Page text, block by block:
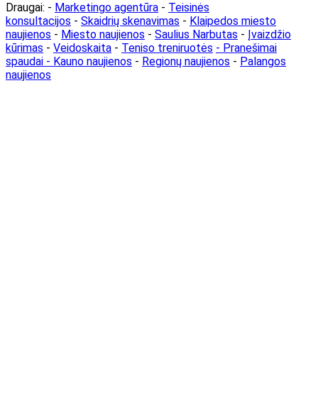
Draugai: - Marketingo agentūra - Teisinės
konsultacijos - Skaidrių skenavimas - Klaipedos miesto
naujienos - Miesto naujienos - Saulius Narbutas - Įvaizdžio
kūrimas - Veidoskaita - Teniso treniruotės - Pranešimai
spaudai - Kauno naujienos - Regionų naujienos - Palangos
naujienos